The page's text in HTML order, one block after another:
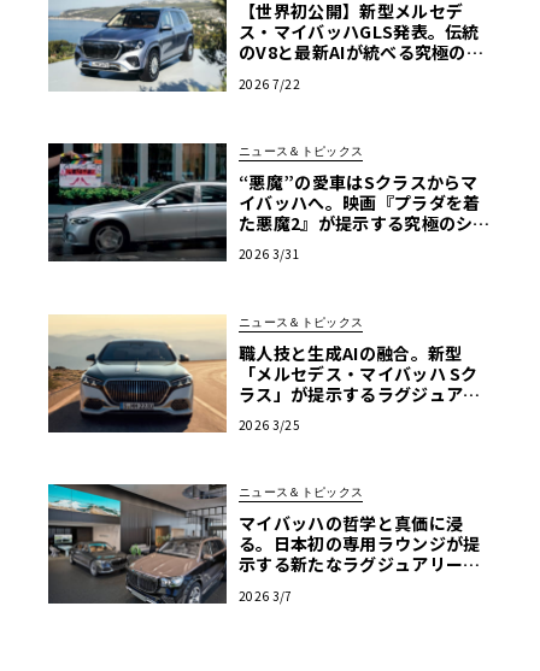
【世界初公開】新型メルセデ
ス・マイバッハGLS発表。伝統
のV8と最新AIが統べる究極の移
2026 7/22
ニュース＆トピックス
“悪魔”の愛車はSクラスからマ
イバッハへ。映画『プラダを着
た悪魔2』が提示する究極のショ
2026 3/31
ニュース＆トピックス
職人技と生成AIの融合。新型
「メルセデス・マイバッハ Sク
ラス」が提示するラグジュアリ
2026 3/25
ニュース＆トピックス
マイバッハの哲学と真価に浸
る。日本初の専用ラウンジが提
示する新たなラグジュアリーの
2026 3/7